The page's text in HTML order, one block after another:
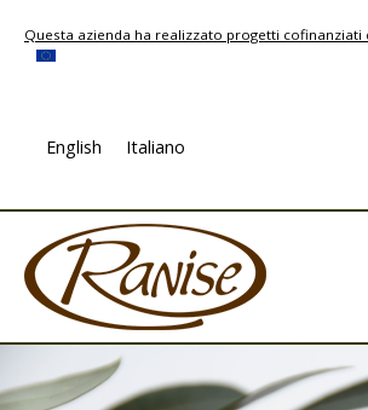
content
Questa azienda ha realizzato progetti cofinanziati
English Italiano
Home